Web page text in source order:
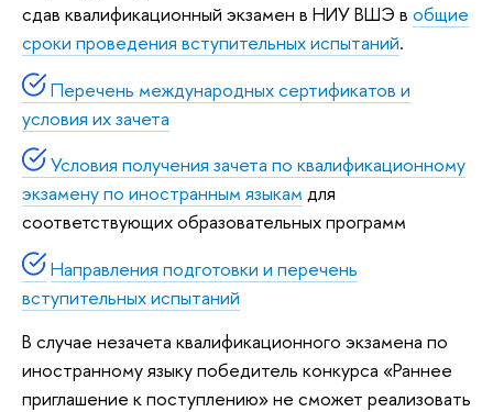
сдав квалификационный экзамен в НИУ ВШЭ в общие
сроки проведения вступительных испытаний.
Перечень международных сертификатов и
условия их зачета
Условия получения зачета по квалификационному
экзамену по иностранным языкам для
соответствующих образовательных программ
Направления подготовки и перечень
вступительных испытаний
В случае незачета квалификационного экзамена по
иностранному языку победитель конкурса «Раннее
приглашение к поступлению» не сможет реализовать